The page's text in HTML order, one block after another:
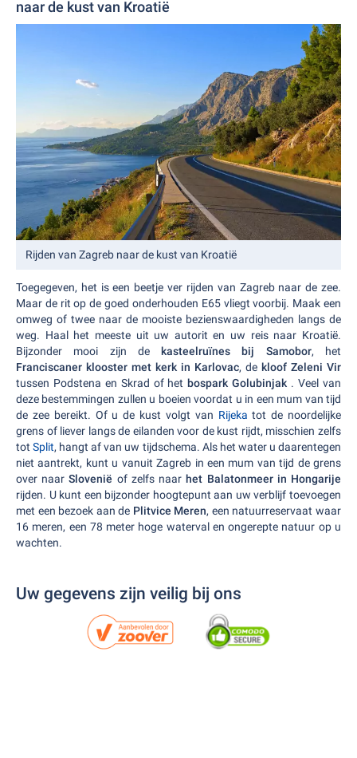
naar de kust van Kroatië
Rijden van Zagreb naar de kust van Kroatië
Toegegeven, het is een beetje ver rijden van Zagreb naar de zee.
Maar de rit op de goed onderhouden E65 vliegt voorbij. Maak een
omweg of twee naar de mooiste bezienswaardigheden langs de
weg. Haal het meeste uit uw autorit en uw reis naar Kroatië.
Bijzonder mooi zijn de kasteelruïnes bij Samobor, het
Franciscaner klooster met kerk in Karlovac, de kloof Zeleni Vir
tussen Podstena en Skrad of het bospark Golubinjak . Veel van
deze bestemmingen zullen u boeien voordat u in een mum van tijd
de zee bereikt. Of u de kust volgt van Rijeka tot de noordelijke
grens of liever langs de eilanden voor de kust rijdt, misschien zelfs
totSplit, hangt af van uw tijdschema. Als het water u daarentegen
niet aantrekt, kunt u vanuit Zagreb in een mum van tijd de grens
over naarSlovenië of zelfs naar het Balatonmeer in Hongarije
rijden. U kunt een bijzonder hoogtepunt aan uw verblijf toevoegen
met een bezoek aan de Plitvice Meren, een natuurreservaat waar
16 meren, een 78 meter hoge waterval en ongerepte natuur op u
wachten.
Uw gegevens zijn veilig bij ons